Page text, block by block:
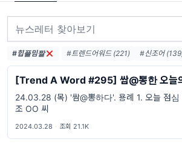
#힙플밈짤 #트렌드어워드 (221)
#신조어
#trendaword (117)
#유행어 (57)
#휴재 (29)
#트렌드어워드뉴스레
#요즘밈 (27)
#트렌드어워드레터
#밈추천 (22)
#하루휴재 (18)
[Trend A Word #295] 쌈@뽕한 오늘
24.03.28 (목) '쌈@뽕하다'. 용례 1. 오늘 점심
조 OO 씨
2024.03.28 · 조회 21.1K